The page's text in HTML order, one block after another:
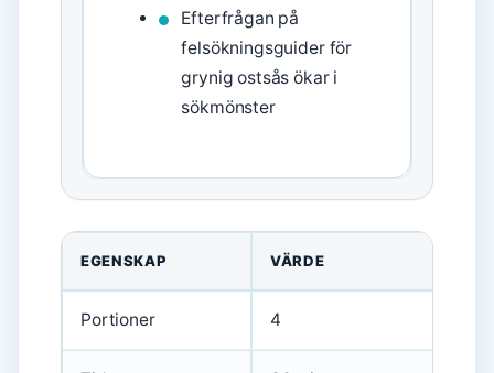
Efterfrågan på
felsökningsguider för
grynig ostsås ökar i
sökmönster
Nyckelfakta: pasta med skinksås crème fraiche
EGENSKAP VÄRDE
Portioner 4